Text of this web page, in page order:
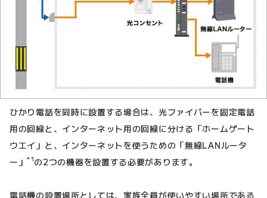
ひかり電話を同時に設置する場合は、光ファイバーを固定電話
用の回線と、インターネット用の回線に分ける「ホームゲート
ウエイ」と、インターネットを使うための「無線LANルータ
ー」*1の2つの機器を設置する必要があります。
電話機の設置場所としては、家族全員が使いやすい場所である